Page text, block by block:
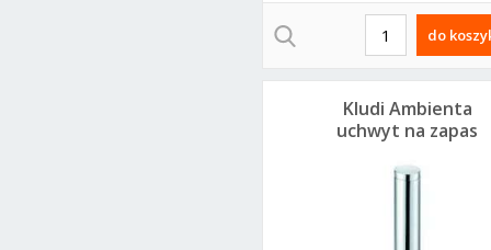
do
Kludi Ambienta
uchwyt na zapas